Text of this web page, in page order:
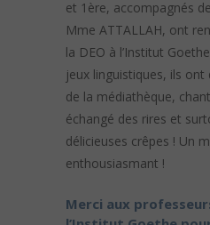
et 1ère, accompagnés
Mme ATTALLAH, ont
la DEO à l’Institut
jeux linguistiques, ils
de la médiathèque,
échangé des rires et
délicieuses crêpes ! Un
enthousiasmant !
Merci aux